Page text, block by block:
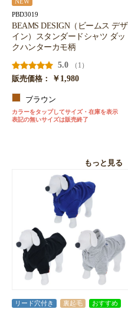
NEW
PBD3019
BEAMS DESIGN（ビームス デザ
イン）スタンダードシャツ ダッ
クハンターカモ柄
5.0
（1）
販売価格：
￥1,980
ブラウン
カラーをタップしてサイズ・在庫を表示
表記の無いサイズは販売終了
もっと見る
リード穴付き 裏起毛 おすすめ